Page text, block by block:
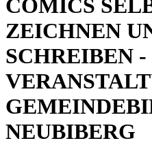
COMICS
ZEICHNEN
SCHREIBEN
NEUBIBERG